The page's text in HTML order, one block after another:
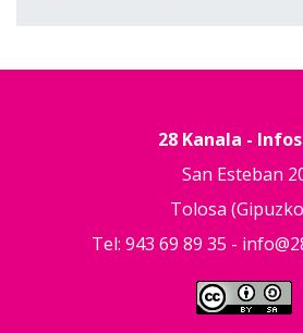
28 Kanala -
San Esteban
Tolosa
Tel: 943 69 89 35 -